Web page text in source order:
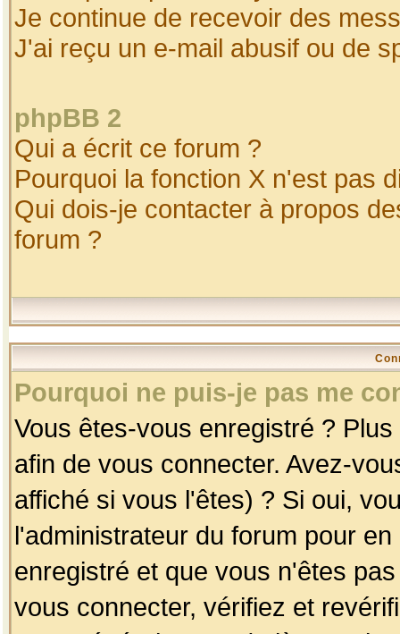
Je continue de recevoir des
J'ai reçu un e-mail abusif ou de
phpBB 2
Qui a écrit ce forum ?
Pourquoi la fonction X n'est pas
Qui dois-je contacter à propos
forum ?
Pourquoi ne puis-je pas me
Vous êtes-vous enregistré ?
afin de vous connecter. Avez-
affiché si vous l'êtes) ? Si oui,
l'administrateur du forum pour
enregistré et que vous n'êtes
vous connecter, vérifiez et